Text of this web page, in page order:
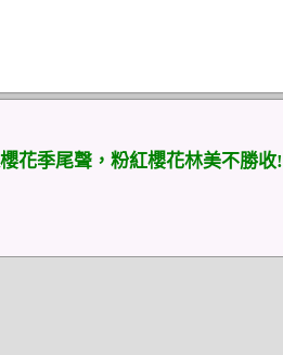
花季尾聲，粉紅櫻花林美不勝收!